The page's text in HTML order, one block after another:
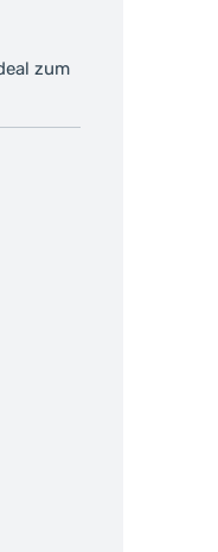
zum
ein oder